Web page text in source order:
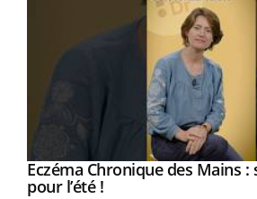
Youtube
Eczéma Chronique des Mains :
pour l’été !Youtube